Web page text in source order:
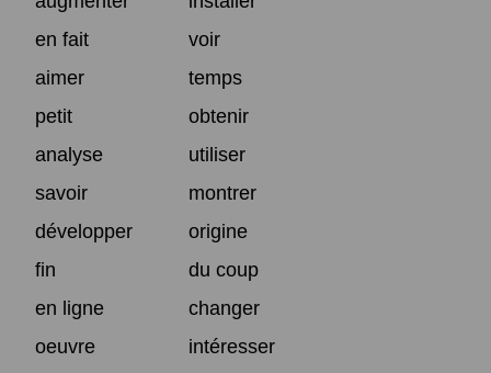
en fait
voir
aimer
temps
petit
obtenir
analyse
utiliser
savoir
montrer
développer
origine
fin
du coup
en ligne
changer
oeuvre
intéresser